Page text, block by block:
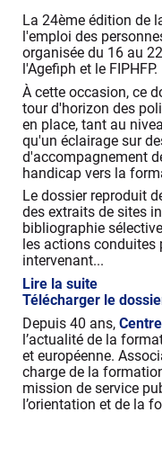
La 24ème édition de
l'emploi des
organisée du 16 au
l'Agefiph et le FIPHFP.
À cette occasion, ce
tour d'horizon des
en place, tant au
qu'un éclairage sur
d'accompagnement
handicap vers la
Le dossier reproduit
des extraits de sites
bibliographie
les actions
intervenant...
Lire la suite
Télécharger le
Depuis 40 ans,
l’actualité de la
et européenne.
charge de la
mission de service
l’orientation et de la